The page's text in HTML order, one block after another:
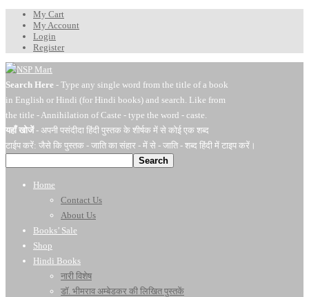
My Cart
My Account
Login
Register
Search Here - Type any single word from the title of a book
in English or Hindi (for Hindi books) and search. Like from
the title - Annihilation of Caste - type the word - caste.
यहाँ खोजें- अपनी पसंदीदा हिंदी पुस्तक के शीर्षक में से कोई एक शब्द
टाईप करें: जैसे कि पुस्तक - जाति का संहार - में से - जाति - शब्द हिंदी में टाइप करें।
Search
Home
Contact Us
About Us
Books’ Sale
Shop
Hindi Books
नारी विशेष
डॉ. भीमराव अम्बेडकर की लिखित पुस्तकें